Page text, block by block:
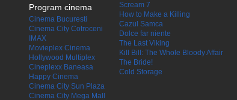
Program cinema
Cinema Bucuresti
Cinema City Cotroceni
IMAX
Movieplex Cinema
Hollywood Multiplex
Cineplexx Baneasa
Happy Cinema
Cinema City Sun Plaza
Cinema City Mega Mall
Scream 7
How to Make a Killing
Cazul Samca
Dolce far niente
The Last Viking
Kill Bill: The Whole Bloody Affair
The Bride!
Cold Storage